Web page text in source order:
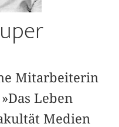
Mitarbeiterin
Leben
Medien